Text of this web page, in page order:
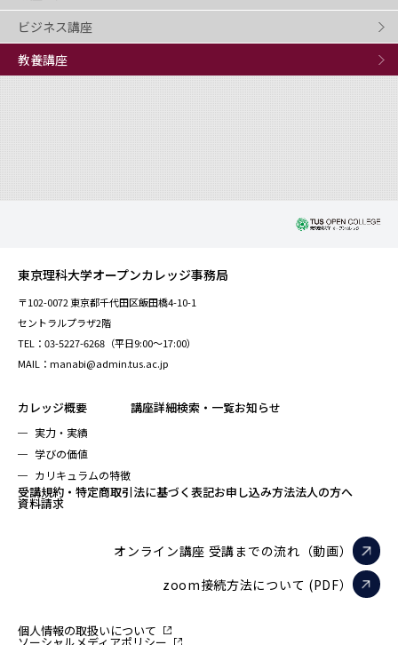
ビジネス講座
教養講座
東京理科大学オープンカレッジ事務局
〒102-0072 東京都千代田区飯田橋4-10-1
セントラルプラザ2階
TEL：03-5227-6268（平日9:00～17:00）
MAIL：manabi@admin.tus.ac.jp
カレッジ概要
実力・実績
学びの価値
カリキュラムの特徴
講座詳細検索・一覧お知らせ
受講規約・特定商取引法に基づく表記お申し込み方法法人の方へ
資料請求
オンライン講座 受講までの流れ（動画）
zoom接続方法について (PDF）
個人情報の取扱いについて